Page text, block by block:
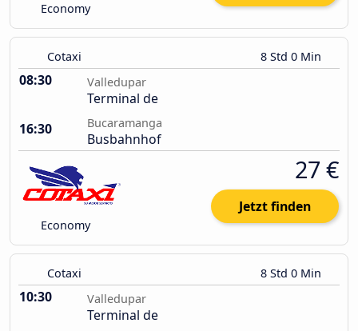
Economy
Cotaxi 8 Std 0 Min
08:30 Valledupar
Terminal de
16:30
Bucaramanga
Busbahnhof
Economy
27 €
Jetzt finden
Cotaxi 8 Std 0 Min
10:30 Valledupar
Terminal de